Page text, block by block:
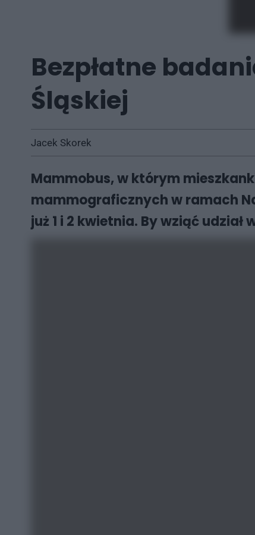
Bezpłatne
Śląskiej
Jacek Skorek
Mammobus, w którym
mammograficznych w ramach
już 1 i 2 kwietnia. By wziąć